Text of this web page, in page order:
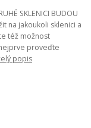
SKLENICI BUDOU
na jakoukoli sklenici a
též možnost
proveďte
popis